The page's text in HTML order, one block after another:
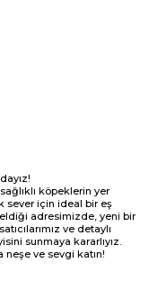
köpeklerin yer
sever için ideal bir eş
adresimizde, yeni bir
ve detaylı
sunmaya kararlıyız.
neşe ve sevgi katın!